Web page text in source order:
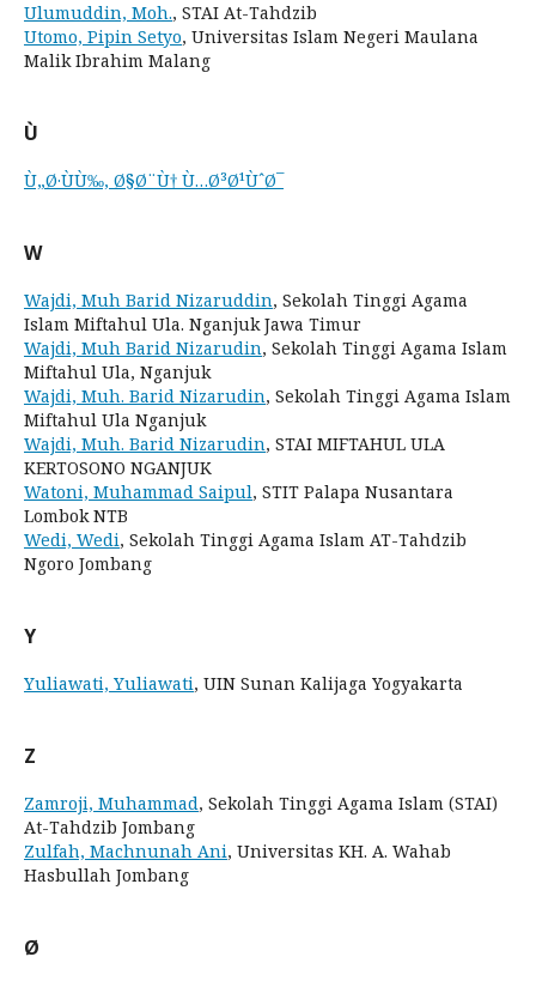
Ulumuddin, Moh., STAI At-Tahdzib
Utomo, Pipin Setyo, Universitas Islam Negeri Maulana
Malik Ibrahim Malang
Ù
Ù„Ø·ÙÙ‰, Ø§Ø¨Ù† Ù…Ø³Ø¹ÙˆØ¯
W
Wajdi, Muh Barid Nizaruddin, Sekolah Tinggi Agama
Islam Miftahul Ula. Nganjuk Jawa Timur
Wajdi, Muh Barid Nizarudin, Sekolah Tinggi Agama Islam
Miftahul Ula, Nganjuk
Wajdi, Muh. Barid Nizarudin, Sekolah Tinggi Agama Islam
Miftahul Ula Nganjuk
Wajdi, Muh. Barid Nizarudin, STAI MIFTAHUL ULA
KERTOSONO NGANJUK
Watoni, Muhammad Saipul, STIT Palapa Nusantara
Lombok NTB
Wedi, Wedi, Sekolah Tinggi Agama Islam AT-Tahdzib
Ngoro Jombang
Y
Yuliawati, Yuliawati, UIN Sunan Kalijaga Yogyakarta
Z
Zamroji, Muhammad, Sekolah Tinggi Agama Islam (STAI)
At-Tahdzib Jombang
Zulfah, Machnunah Ani, Universitas KH. A. Wahab
Hasbullah Jombang
Ø